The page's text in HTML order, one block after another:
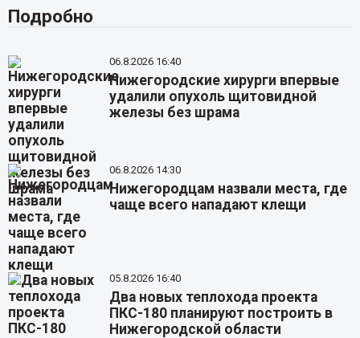
Подробно
06.8.2026 16:40
Нижегородские хирурги впервые
удалили опухоль щитовидной
железы без шрама
06.8.2026 14:30
Нижегородцам назвали места, где
чаще всего нападают клещи
05.8.2026 16:40
Два новых теплохода проекта
ПКС-180 планируют построить в
Нижегородской области